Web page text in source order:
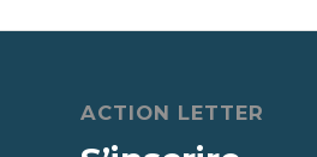
ACTION LETTER